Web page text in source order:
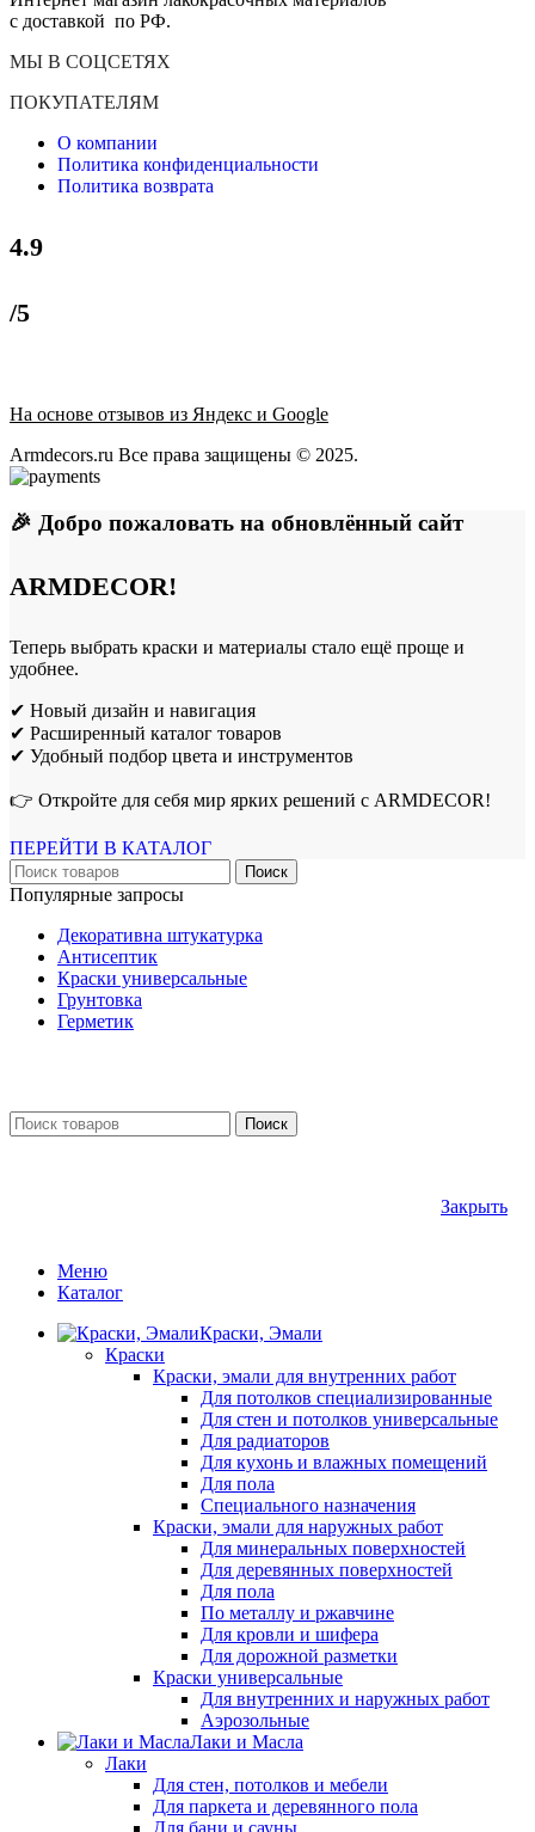
с доставкой по РФ.
МЫ В СОЦСЕТЯХ
ПОКУПАТЕЛЯМ
О компании
Политика конфиденциальности
Политика возврата
4.9
/5
На основе отзывов из Яндекс и Google
Armdecors.ru Все права защищены © 2025. ​
🎉 Добро пожаловать на обновлённый сайт
ARMDECOR!
Теперь выбрать краски и материалы стало ещё проще и
удобнее.
✔ Новый дизайн и навигация
✔ Расширенный каталог товаров
✔ Удобный подбор цвета и инструментов
👉 Откройте для себя мир ярких решений с ARMDECOR!
ПЕРЕЙТИ В КАТАЛОГ
Поиск
Популярные запросы
Декоративна штукатурка
Антисептик
Краски универсальные
Грунтовка
Герметик
Поиск
Закрыть
Меню
Каталог
Краски, Эмали
Краски
Краски, эмали для внутренних работ
Для потолков специализированные
Для стен и потолков универсальные
Для радиаторов
Для кухонь и влажных помещений
Для пола
Специального назначения
Краски, эмали для наружных работ
Для минеральных поверхностей
Для деревянных поверхностей
Для пола
По металлу и ржавчине
Для кровли и шифера
Для дорожной разметки
Краски универсальные
Для внутренних и наружных работ
Аэрозольные
Лаки и Масла
Лаки
Для стен, потолков и мебели
Для паркета и деревянного пола